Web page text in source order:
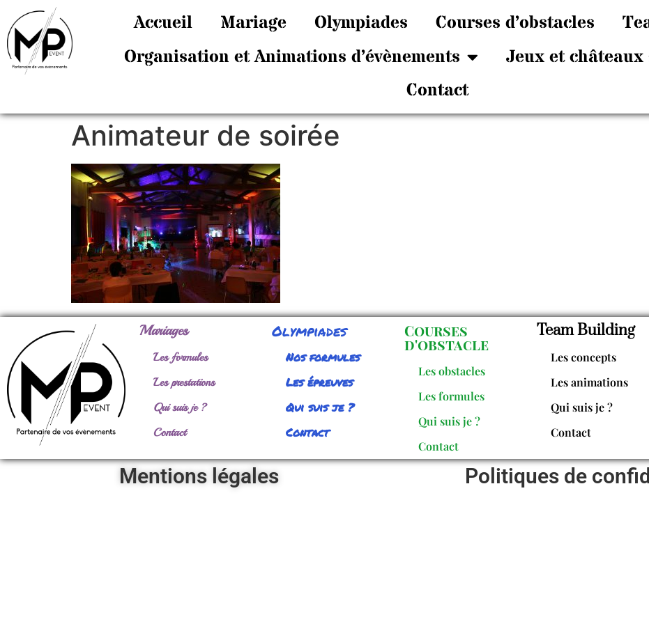
Accueil Mariage Olympiades Courses d’obstacles
Organisation et Animations d’évènements
Jeux et
Contact
Animateur de soirée
Mariages
Les formules
Les prestations
Qui suis je ?
Contact
Olympiades
Nos formules
Les épreuves
Qui suis je ?
Contact
Courses
d'obstacle
Les obstacles
Les formules
Qui suis je ?
Contact
Team Building
Les concepts
Les animations
Qui suis je ?
Contact
Mentions légales Politiques de